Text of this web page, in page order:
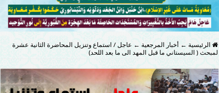
الرئيسية ← أخبار المرجعية ← عاجل / استماع وتنزيل المحاضرة الثانية عشرة
لمبحث ( السيستاني ما قبل المهد الى ما بعد اللحد)